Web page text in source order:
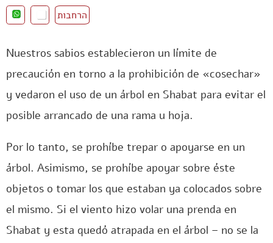
הרחבות
Nuestros sabios establecieron un límite de
precaución en torno a la prohibición de «cosechar»
y vedaron el uso de un árbol en Shabat para evitar el
posible arrancado de una rama u hoja.
Por lo tanto, se prohíbe trepar o apoyarse en un
árbol. Asimismo, se prohíbe apoyar sobre éste
objetos o tomar los que estaban ya colocados sobre
el mismo. Si el viento hizo volar una prenda en
Shabat y esta quedó atrapada en el árbol – no se la